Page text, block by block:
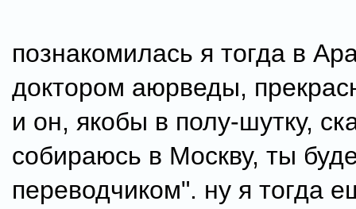
познакомилась я тогда в
доктором аюрведы,
и он, якобы в полу-шутку,
собираюсь в Москву, ты
переводчиком". ну я тогда